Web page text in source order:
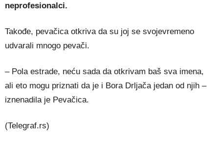
neprofesionalci.
Takođe, pevačica otkriva da su joj se svojevremeno
udvarali mnogo pevači.
– Pola estrade, neću sada da otkrivam baš sva imena,
ali eto mogu priznati da je i Bora Drljača jedan od njih –
iznenadila je Pevačica.
(Telegraf.rs)